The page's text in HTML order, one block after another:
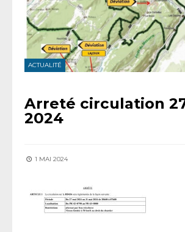
ACTUALITÉ
Arreté circulation
2024
1 MAI 2024